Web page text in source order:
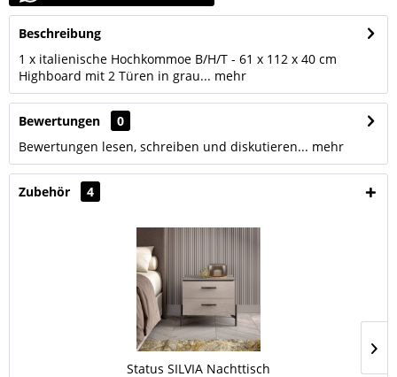
Beschreibung
1 x italienische Hochkommoe B/H/T - 61 x 112 x 40 cm
Highboard mit 2 Türen in grau... mehr
Bewertungen
0
Bewertungen lesen, schreiben und diskutieren... mehr
Zubehör 4
Status SILVIA Nachttisch